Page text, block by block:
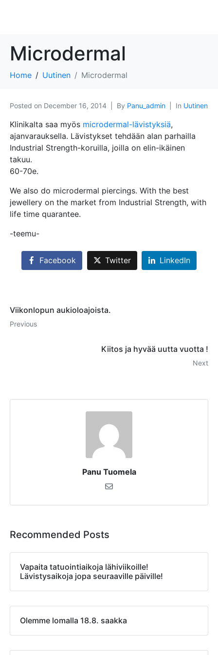
Microdermal
Home Uutinen Microdermal
Posted on December 16, 2014 By Panu_admin In Uutinen
Klinikalta saa myös microdermal-lävistyksiä,
ajanvarauksella. Lävistykset tehdään alan parhailla
Industrial Strength-koruilla, joilla on elin-ikäinen
takuu.
60-70e.
We also do microdermal piercings. With the best
jewellery on the market from Industrial Strength, with
life time quarantee.
-teemu-
Facebook Twitter LinkedIn
Viikonlopun aukioloajoista.
Previous
Kiitos ja hyvää uutta vuotta !
Next
Panu Tuomela
Recommended Posts
Vapaita tatuointiaikoja lähiviikoille!
Lävistysaikoja jopa seuraaville päiville!
Olemme lomalla 18.8. saakka